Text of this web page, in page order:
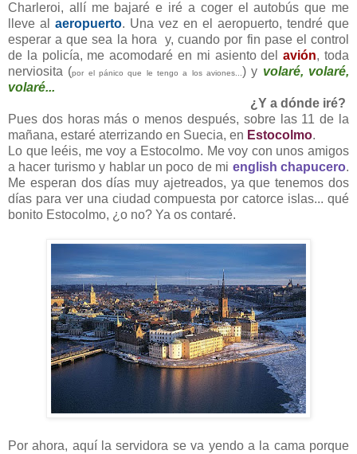
Charleroi, allí me bajaré e iré a coger el autobús que me
lleve al aeropuerto. Una vez en el aeropuerto, tendré que
esperar a que sea la hora y, cuando por fin pase el control
de la policía, me acomodaré en mi asiento delavión, toda
nerviosita (por el pánico que le tengo a los aviones... ) y volaré, volaré,
volaré...
¿Y a dónde iré?
Pues dos horas más o menos después, sobre las 11 de la
mañana, estaré aterrizando en Suecia, en Estocolmo.
Lo que leéis, me voy a Estocolmo. Me voy con unos amigos
a hacer turismo y hablar un poco de mi english chapucero.
Me esperan dos días muy ajetreados, ya que tenemos dos
días para ver una ciudad compuesta por catorce islas... qué
bonito Estocolmo, ¿o no? Ya os contaré.
Por ahora, aquí la servidora se va yendo a la cama porque